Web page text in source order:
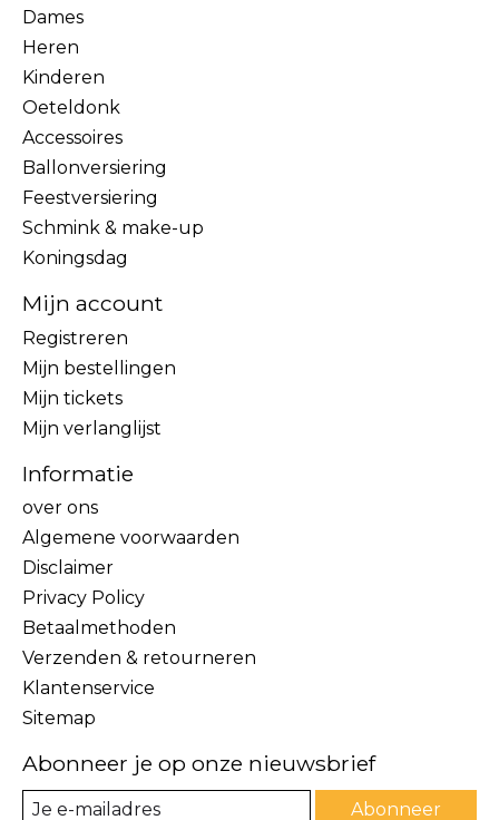
Dames
Heren
Kinderen
Oeteldonk
Accessoires
Ballonversiering
Feestversiering
Schmink & make-up
Koningsdag
Mijn account
Registreren
Mijn bestellingen
Mijn tickets
Mijn verlanglijst
Informatie
over ons
Algemene voorwaarden
Disclaimer
Privacy Policy
Betaalmethoden
Verzenden & retourneren
Klantenservice
Sitemap
Abonneer je op onze nieuwsbrief
Abonneer